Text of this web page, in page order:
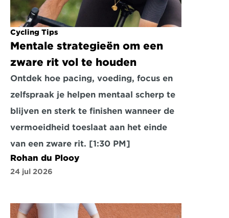
Cycling Tips
Mentale strategieën om een
zware rit vol te houden
Ontdek hoe pacing, voeding, focus en
zelfspraak je helpen mentaal scherp te
blijven en sterk te finishen wanneer de
vermoeidheid toeslaat aan het einde
van een zware rit. [1:30 PM]
Rohan du Plooy
24 jul 2026